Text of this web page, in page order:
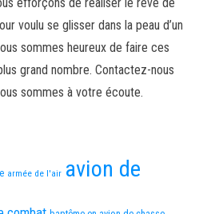
voulu se glisser dans la peau d’un
sommes heureux de faire ces
grand nombre. Contactez-nous
sommes à votre écoute.
armée de l'air avion de